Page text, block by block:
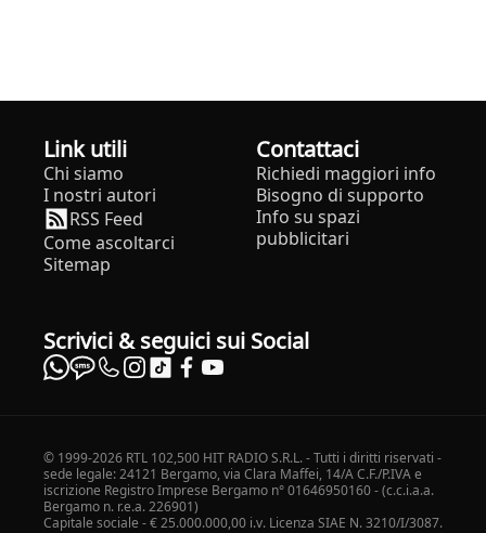
Link utili
Chi siamo
I nostri autori
RSS Feed
Come ascoltarci
Sitemap
Contattaci
Richiedi maggiori info
Bisogno di supporto
Info su spazi
pubblicitari
Scrivici & seguici sui Social
© 1999-2026 RTL 102,500 HIT RADIO S.R.L. - Tutti i diritti riservati -
sede legale: 24121 Bergamo, via Clara Maffei, 14/A C.F./P.IVA e
iscrizione Registro Imprese Bergamo n° 01646950160 - (c.c.i.a.a.
Bergamo n. r.e.a. 226901)
Capitale sociale - € 25.000.000,00 i.v. Licenza SIAE N. 3210/I/3087.